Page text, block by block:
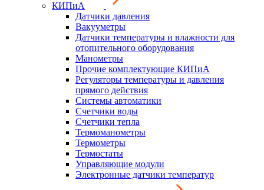
КИПиА
Датчики давления
Вакууметры
Датчики температуры и влажности для
отопительного оборудования
Манометры
Прочие комплектующие КИПиА
Регуляторы температуры и давления
прямого действия
Системы автоматики
Счетчики воды
Счетчики тепла
Термоманометры
Термометры
Термостаты
Управляющие модули
Электронные датчики температур